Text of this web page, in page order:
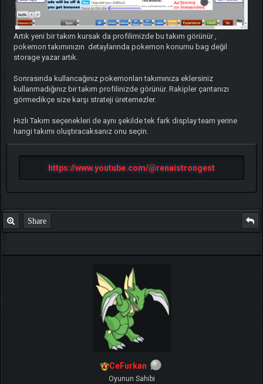
Artık yeni bir takım kursak da profilimizde bu takım görünür ,
pokemon takımınızın detaylarında pokemon konumu bag değil
storage yazar artık.
Sonrasında kullancağınız pokemonları takımınıza eklersiniz
kullanmadığınız bir takım profilinizde görünür. Rakipler çantanızı
görmedikçe size karşı strateji üretemezler.
Hızlı Takım seçenekleri de aynı şekilde tek fark display team yerine
hangi takımı oluştıracaksanız onu seçin.
https://www.youtube.com/@renaistrongest
Share
CeFurkan
Oyunun Sahibi